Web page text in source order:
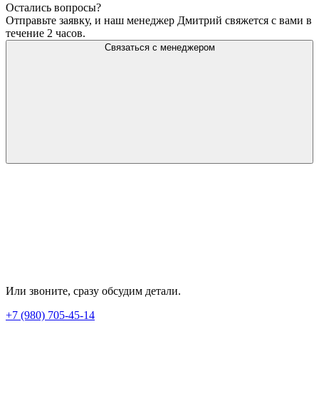
Остались вопросы?
Отправьте заявку, и наш менеджер Дмитрий свяжется с вами в
течение 2 часов.
Связаться с менеджером
Или звоните, сразу обсудим детали.
+7 (980) 705-45-14